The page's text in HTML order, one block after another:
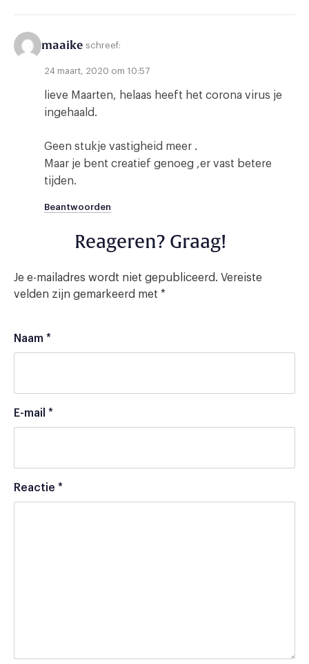
maaike schreef:
24 maart, 2020 om 10:57
lieve Maarten, helaas heeft het corona virus je
ingehaald.
Geen stukje vastigheid meer .
Maar je bent creatief genoeg ,er vast betere
tijden.
Beantwoorden
Reageren? Graag!
Je e-mailadres wordt niet gepubliceerd. Vereiste
velden zijn gemarkeerd met *
Naam *
E-mail *
Reactie *